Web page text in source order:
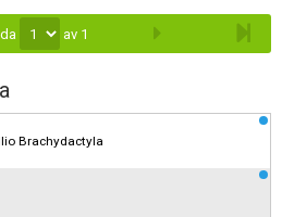
av 1
Brachydactyla